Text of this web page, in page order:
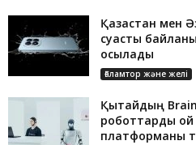
Қазақстан мен
суасты
қосылады
Ғаламтор және желі
Қытайдың
роботтарды ой
платформаны